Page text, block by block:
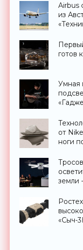
Airbus
из
готов
Умная
от
ноги
земли
«Сыч-